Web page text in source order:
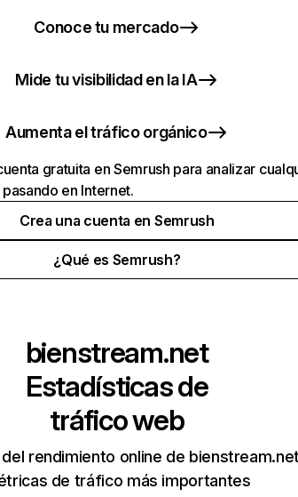
Conoce tu mercado
Mide tu visibilidad en la IA
Aumenta el tráfico orgánico
gratuita en Semrush para analizar
en Internet.
Crea una cuenta en Semrush
¿Qué es Semrush?
bienstream.net
Estadísticas de
tráfico web
rendimiento online de
de tráfico más importantes